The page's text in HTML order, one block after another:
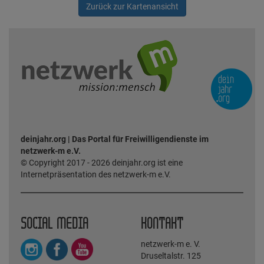
Zurück zur Kartenansicht
deinjahr.org | Das Portal für Freiwilligendienste im
netzwerk-m e.V.
© Copyright 2017 - 2026 deinjahr.org ist eine
Internetpräsentation des netzwerk-m e.V.
SOCIAL MEDIA KONTAKT
netzwerk-m e. V.
Druseltalstr. 125